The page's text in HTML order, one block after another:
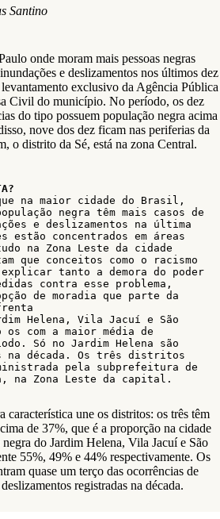
Santino
onde moram mais pessoas negras
e deslizamentos nos últimos dez
exclusivo da Agência Pública
Civil do município. No período, os dez
do tipo possuem população negra acima
nove dos dez ficam nas periferias da
o distrito da Sé, está na zona Central.
na maior cidade do Brasil,
negra têm mais casos de
e deslizamentos na última
estão concentrados em áreas
na Zona Leste da cidade
que conceitos como o racismo
tanto a demora do poder
contra esse problema,
de moradia que parte da
Helena, Vila Jacuí e São
com a maior média de
Só no Jardim Helena são
na década. Os três distritos
pela subprefeitura de
na Zona Leste da capital.
une os distritos: os três têm
de 37%, que é a proporção na cidade
do Jardim Helena, Vila Jacuí e São
55%, 49% e 44% respectivamente. Os
quase um terço das ocorrências de
registradas na década.